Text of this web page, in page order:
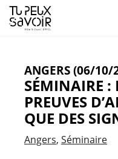
Aller
au
ANGERS (06/10/
SÉMINAIRE :
PREUVES
QUE DES
Angers Séminaire